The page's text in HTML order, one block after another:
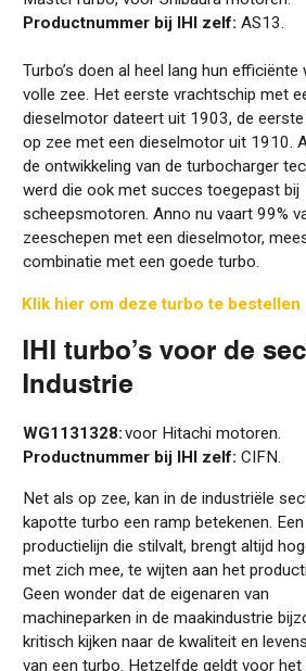
Productnummer bij IHI zelf: AS13.
Turbo’s doen al heel lang hun efficiënte
volle zee. Het eerste vrachtschip met
dieselmotor dateert uit 1903, de
op zee met een dieselmotor uit 1910.
de ontwikkeling van de turbocharger
werd die ook met succes toegepast bij
scheepsmotoren. Anno nu vaart 99%
zeeschepen met een dieselmotor,
combinatie met een goede turbo.
Klik hier om deze turbo te bestellen
IHI turbo’s voor de
Industrie
WG1131328:voor Hitachi motoren.
Productnummer bij IHI zelf: CIFN.
Net als op zee, kan in de industriële
kapotte turbo een ramp betekenen. Een
productielijn die stilvalt, brengt altijd
met zich mee, te wijten aan het
Geen wonder dat de eigenaren van
machineparken in de maakindustrie
kritisch kijken naar de kwaliteit en
van een turbo. Hetzelfde geldt voor het